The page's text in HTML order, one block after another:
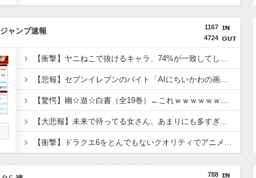
1167
4724
ジャンプ速報
【衝撃】ヤニねこで抜けるキャラ、74%が一致してしまう
【悲報】セブンイレブンのバイト「AIにちいかわの画像を食わせてっと………できた！」
【驚愕】幽☆遊☆白書（全19巻）←これｗｗｗｗｗｗｗｗｗｗｗｗｗｗｗｗｗ
【大悲報】未来で待ってる女さん、あまりにも多すぎて大渋滞にｗｗｗｗｗ
【衝撃】ドラクエ6をとんでもないクオリティでアニメ化してしまったAI動画がこちら！！！
788